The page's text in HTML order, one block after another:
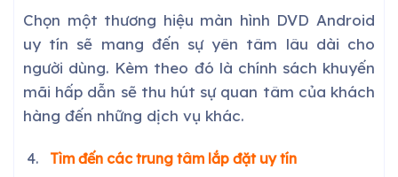
Chọn một thương hiệu màn hình DVD Android
uy tín sẽ mang đến sự yên tâm lâu dài cho
người dùng. Kèm theo đó là chính sách khuyến
mãi hấp dẫn sẽ thu hút sự quan tâm của khách
hàng đến những dịch vụ khác.
Tìm đến các trung tâm lắp đặt uy tín